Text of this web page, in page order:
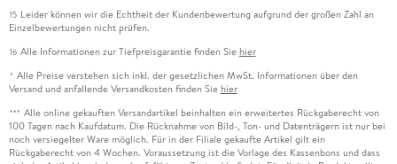
15 Leider können wir die Echtheit der Kundenbewertung aufgrund der großen Zahl an
Einzelbewertungen nicht prüfen.
16 Alle Informationen zur Tiefpreisgarantie finden Sie hier
* Alle Preise verstehen sich inkl. der gesetzlichen MwSt. Informationen über den
Versand und anfallende Versandkosten finden Sie hier
*** Alle online gekauften Versandartikel beinhalten ein erweitertes Rückgaberecht von
100 Tagen nach Kaufdatum. Die Rücknahme von Bild-, Ton- und Datenträgern ist nur bei
noch versiegelter Ware möglich. Für in der Filiale gekaufte Artikel gilt ein
Rückgaberecht von 4 Wochen. Voraussetzung ist die Vorlage des Kassenbons und dass